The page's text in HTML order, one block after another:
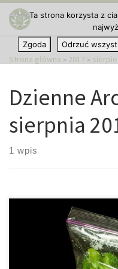
Przejdź do treści
Strona główna » 2017 »
Dzienne
sierpnia
1 wpis
I zarobili na tym 10.000
Oczywiście zakup
Ta strona korzysta z
Zgoda
Odrzuć